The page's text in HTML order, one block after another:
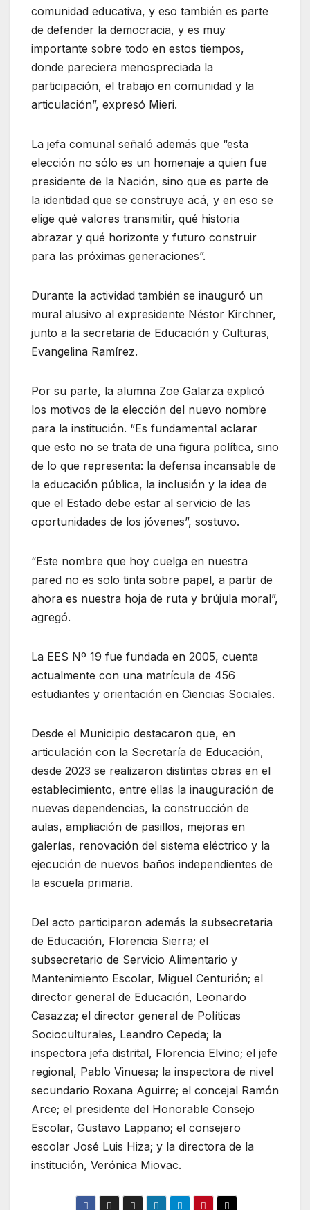
comunidad educativa, y eso también es parte
de defender la democracia, y es muy
importante sobre todo en estos tiempos,
donde pareciera menospreciada la
participación, el trabajo en comunidad y la
articulación”, expresó Mieri.
La jefa comunal señaló además que “esta
elección no sólo es un homenaje a quien fue
presidente de la Nación, sino que es parte de
la identidad que se construye acá, y en eso se
elige qué valores transmitir, qué historia
abrazar y qué horizonte y futuro construir
para las próximas generaciones”.
Durante la actividad también se inauguró un
mural alusivo al expresidente Néstor Kirchner,
junto a la secretaria de Educación y Culturas,
Evangelina Ramírez.
Por su parte, la alumna Zoe Galarza explicó
los motivos de la elección del nuevo nombre
para la institución. “Es fundamental aclarar
que esto no se trata de una figura política, sino
de lo que representa: la defensa incansable de
la educación pública, la inclusión y la idea de
que el Estado debe estar al servicio de las
oportunidades de los jóvenes”, sostuvo.
“Este nombre que hoy cuelga en nuestra
pared no es solo tinta sobre papel, a partir de
ahora es nuestra hoja de ruta y brújula moral”,
agregó.
La EES Nº 19 fue fundada en 2005, cuenta
actualmente con una matrícula de 456
estudiantes y orientación en Ciencias Sociales.
Desde el Municipio destacaron que, en
articulación con la Secretaría de Educación,
desde 2023 se realizaron distintas obras en el
establecimiento, entre ellas la inauguración de
nuevas dependencias, la construcción de
aulas, ampliación de pasillos, mejoras en
galerías, renovación del sistema eléctrico y la
ejecución de nuevos baños independientes de
la escuela primaria.
Del acto participaron además la subsecretaria
de Educación, Florencia Sierra; el
subsecretario de Servicio Alimentario y
Mantenimiento Escolar, Miguel Centurión; el
director general de Educación, Leonardo
Casazza; el director general de Políticas
Socioculturales, Leandro Cepeda; la
inspectora jefa distrital, Florencia Elvino; el jefe
regional, Pablo Vinuesa; la inspectora de nivel
secundario Roxana Aguirre; el concejal Ramón
Arce; el presidente del Honorable Consejo
Escolar, Gustavo Lappano; el consejero
escolar José Luis Hiza; y la directora de la
institución, Verónica Miovac.